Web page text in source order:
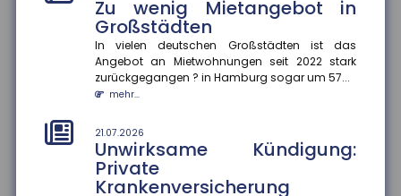
Zu wenig Mietangebot in
Großstädten
In vielen deutschen Großstädten ist das
Angebot an Mietwohnungen seit 2022 stark
zurückgegangen ? in Hamburg sogar um 57...
mehr...
21.07.2026
Unwirksame Kündigung:
Private
Krankenversicherung
riskiert später geringere Rentenansprüche ?
besonders, wenn keine zusätzli...
mehr...
21.07.2026
Genetische Veranlagung
von Bildung
Bildung wirkt nicht bei allen gleich. Eine aktuelle
Studie der FernUniversität Hagen zeigt, dass der
Nutzen zusätzliche...